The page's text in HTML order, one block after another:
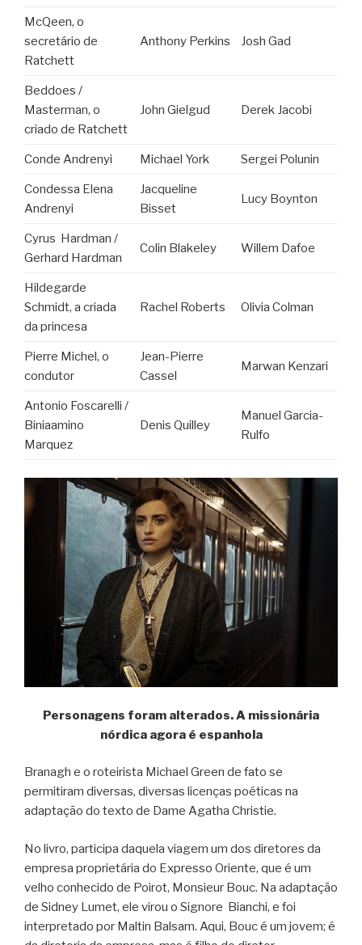
McQeen, o
secretário de
Ratchett
Anthony Perkins Josh Gad
Beddoes /
Masterman, o
criado de Ratchett
John Gielgud Derek Jacobi
Conde Andrenyi Michael York Sergei Polunin
Condessa Elena
Andrenyi
Jacqueline
Bisset
Lucy Boynton
Cyrus Hardman /
Gerhard Hardman
Colin Blakeley Willem Dafoe
Hildegarde
Schmidt, a criada
da princesa
Rachel Roberts Olivia Colman
Pierre Michel, o
condutor
Jean-Pierre
Cassel
Marwan Kenzari
Antonio Foscarelli /
Biniaamino
Marquez
Denis Quilley
Manuel Garcia-
Rulfo
Personagens foram alterados. A missionária
nórdica agora é espanhola
Branagh e o roteirista Michael Green de fato se
permitiram diversas, diversas licenças poéticas na
adaptação do texto de Dame Agatha Christie.
No livro, participa daquela viagem um dos diretores da
empresa proprietária do Expresso Oriente, que é um
velho conhecido de Poirot, Monsieur Bouc. Na adaptação
de Sidney Lumet, ele virou o Signore Bianchi, e foi
interpretado por Maltin Balsam. Aqui, Bouc é um jovem; é